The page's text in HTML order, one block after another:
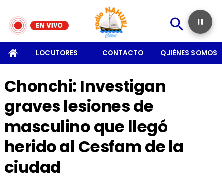
LOCUTORES CONTACTO QUIÉNES SOMOS
Chonchi: Investigan
graves lesiones de
masculino que llegó
herido al Cesfam de la
ciudad